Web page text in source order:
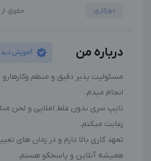
دورکاری حقوق از
درباره من آموزش
مسئولیت پذیر دقیق و منظم وکارهارو
انجام میدم.
تایپ سری بدون غلط املایی و لحن
رعایت میکنم.
تعهد کاری بالا دارم و در زمان های
همیشه آنلاین و پاسخگو هستم.